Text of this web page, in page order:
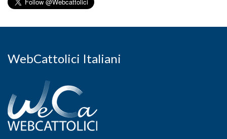
WebCattolici Italiani